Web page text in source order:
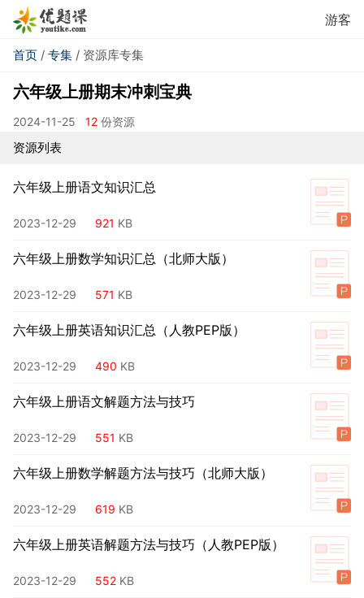
游客
首页 / 专集 / 资源库专集
六年级上册期末冲刺宝典
2024-11-25 12 份资源
资源列表
六年级上册语文知识汇总
2023-12-29 921 KB
六年级上册数学知识汇总（北师大版）
2023-12-29 571 KB
六年级上册英语知识汇总（人教PEP版）
2023-12-29 490 KB
六年级上册语文解题方法与技巧
2023-12-29 551 KB
六年级上册数学解题方法与技巧（北师大版）
2023-12-29 619 KB
六年级上册英语解题方法与技巧（人教PEP版）
2023-12-29 552 KB